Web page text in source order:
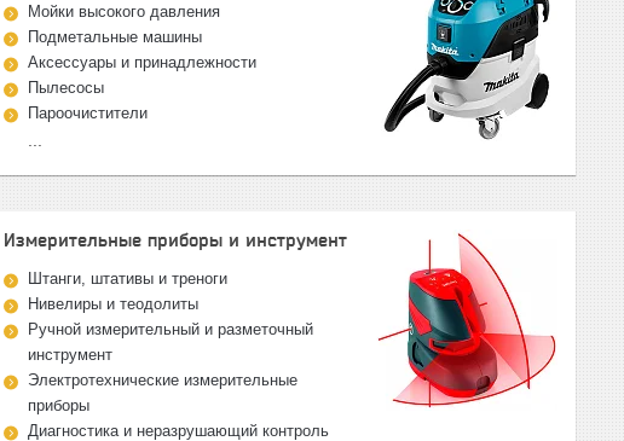
Мойки высокого давления
Подметальные машины
Аксессуары и принадлежности
Пылесосы
Пароочистители
Измерительные приборы и инструмент
Штанги, штативы и треноги
Нивелиры и теодолиты
Ручной измерительный и разметочный
инструмент
Электротехнические измерительные
приборы
Диагностика и неразрушающий контроль